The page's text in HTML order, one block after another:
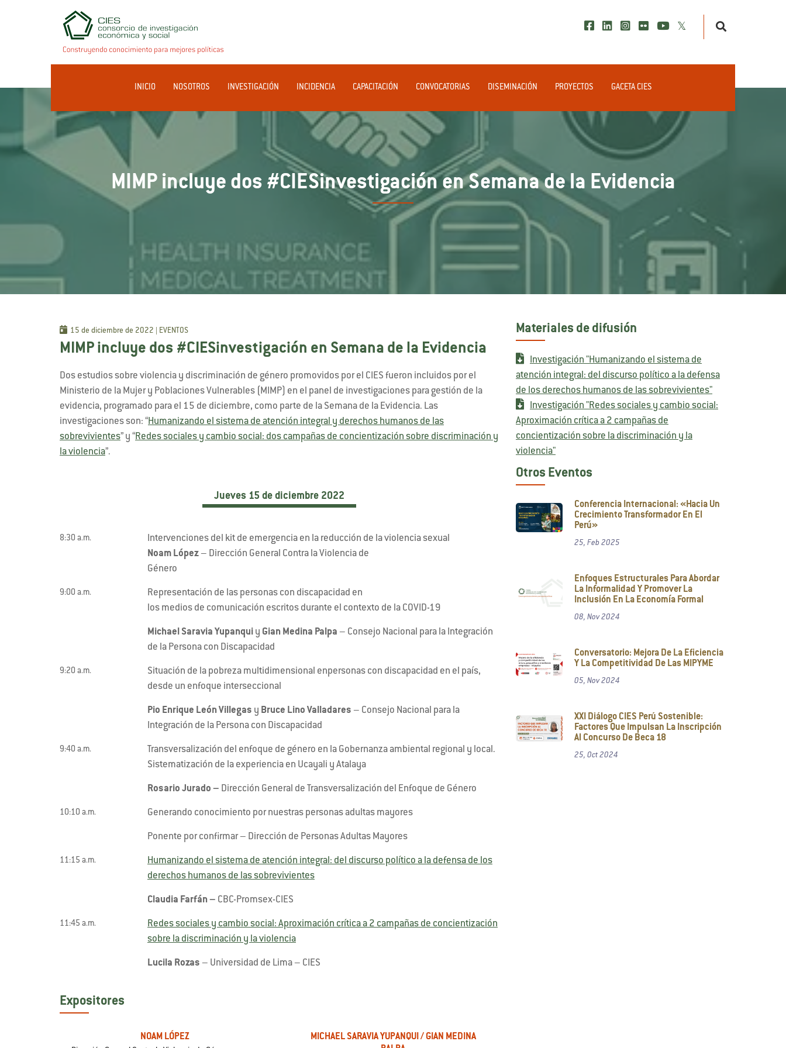
INICIO NOSOTROS INVESTIGACIÓN INCIDENCIA CAPACITACIÓN CONVOCATORIAS DISEMINACIÓN PROYECTOS GACETA CIES
MIMP incluye dos #CIESinvestigación en Semana de la Evidencia
15 de diciembre de 2022 | EVENTOS
MIMP incluye dos #CIESinvestigación en Semana de la Evidencia
Dos estudios sobre violencia y discriminación de género promovidos por el CIES fueron incluidos por el
Ministerio de la Mujer y Poblaciones Vulnerables (MIMP) en el panel de investigaciones para gestión de la
evidencia, programado para el 15 de diciembre, como parte de la Semana de la Evidencia. Las
investigaciones son: “Humanizando el sistema de atención integral y derechos humanos de las
sobrevivientes” y “Redes sociales y cambio social: dos campañas de concientización sobre discriminación y
la violencia”.
Jueves 15 de diciembre 2022
8:30 a.m.
Intervenciones del kit de emergencia en la reducción de la violencia sexual
Noam López – Dirección General Contra la Violencia de
Género
9:00 a.m.
Representación de las personas con discapacidad en
los medios de comunicación escritos durante el contexto de la COVID-19
Michael Saravia Yupanqui y Gian Medina Palpa – Consejo Nacional para la Integración
de la Persona con Discapacidad
9:20 a.m.
Situación de la pobreza multidimensional enpersonas con discapacidad en el país,
desde un enfoque interseccional
Pio Enrique León Villegas y Bruce Lino Valladares – Consejo Nacional para la
Integración de la Persona con Discapacidad
9:40 a.m.
Transversalización del enfoque de género en la Gobernanza ambiental regional y local.
Sistematización de la experiencia en Ucayali y Atalaya
Rosario Jurado – Dirección General de Transversalización del Enfoque de Género
10:10 a.m. Generando conocimiento por nuestras personas adultas mayores
Ponente por confirmar – Dirección de Personas Adultas Mayores
11:15 a.m.
Humanizando el sistema de atención integral: del discurso político a la defensa de los
derechos humanos de las sobrevivientes
Claudia Farfán – CBC-Promsex-CIES
11:45 a.m.
Redes sociales y cambio social: Aproximación crítica a 2 campañas de concientización
sobre la discriminación y la violencia
Lucila Rozas – Universidad de Lima – CIES
Expositores
NOAM LÓPEZ
MICHAEL SARAVIA YUPANQUI / GIAN MEDINA
Materiales de difusión
Investigación "Humanizando el sistema de
atención integral: del discurso político a la defensa
de los derechos humanos de las sobrevivientes"
Investigación "Redes sociales y cambio social:
Aproximación crítica a 2 campañas de
concientización sobre la discriminación y la
violencia"
Otros Eventos
Conferencia Internacional: «Hacia Un
Crecimiento Transformador En El
Perú»
25, Feb 2025
Enfoques Estructurales Para Abordar
La Informalidad Y Promover La
Inclusión En La Economía Formal
08, Nov 2024
Conversatorio: Mejora De La Eficiencia
Y La Competitividad De Las MIPYME
05, Nov 2024
XXI Diálogo CIES Perú Sostenible:
Factores Que Impulsan La Inscripción
Al Concurso De Beca 18
25, Oct 2024